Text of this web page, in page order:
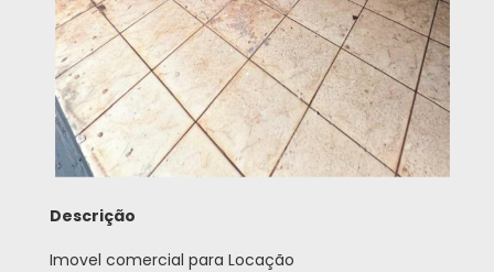
Descrição
Imovel comercial para Locação